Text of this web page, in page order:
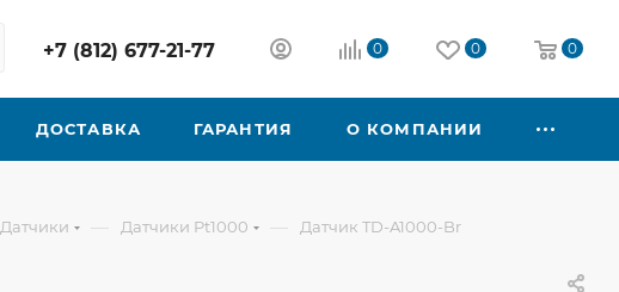
+7 (812) 677-21-77 0 0 0
ДОСТАВКА ГАРАНТИЯ О КОМПАНИИ
Датчики — Датчики Pt1000 — Датчик TD-A1000-Br